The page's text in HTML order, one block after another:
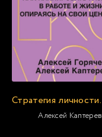
Алексей Каптерев